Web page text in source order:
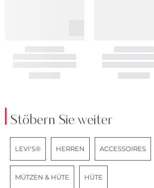
Stöbern Sie weiter
LEVI'S® HERREN ACCESSOIRES
MÜTZEN & HÜTE HÜTE